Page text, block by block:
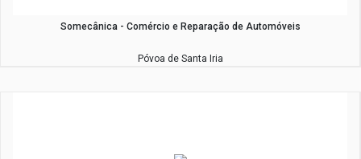
Somecânica - Comércio e Reparação de Automóveis
Póvoa de Santa Iria